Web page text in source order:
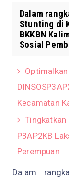
Dalam
Stunting di
BKKBN
Sosial
Kecamatan
Tingkatkan
P3AP2KB
Perempuan
Dalam